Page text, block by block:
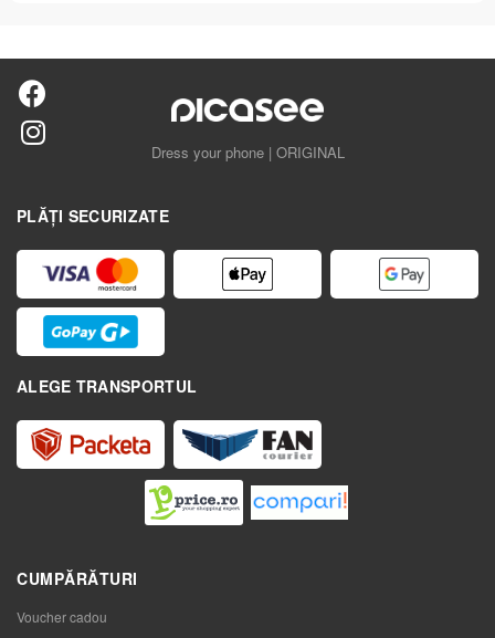
Dress your phone | ORIGINAL
PLĂȚI SECURIZATE
ALEGE TRANSPORTUL
CUMPĂRĂTURI
Voucher cadou